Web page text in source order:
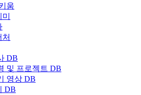
움
DB
및 프로젝트 DB
영상 DB
DB